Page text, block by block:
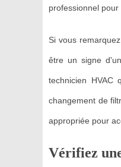
professionnel pour
Si vous
être un signe
technicien HVAC
changement de
appropriée pour
Vérifiez